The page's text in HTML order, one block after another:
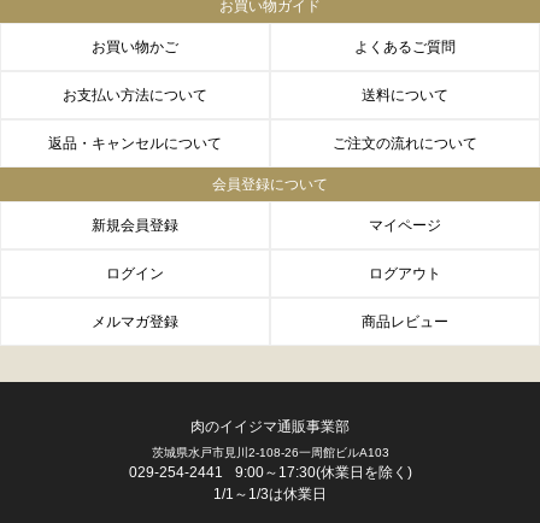
FACEBOOK twitter instagram
お買い物ガイド
お買い物かご よくあるご質問
お支払い方法について 送料について
返品・キャンセルについて ご注文の流れについて
会員登録について
新規会員登録 マイページ
ログイン ログアウト
メルマガ登録 商品レビュー
肉のイイジマ通販事業部
茨城県水戸市見川2-108-26一周館ビルA103
029-254-2441
9:00～17:30(休業日を除く)
1/1～1/3は休業日